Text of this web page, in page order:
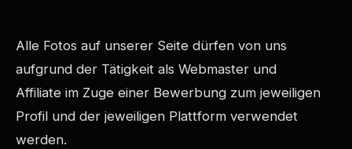
Alle Fotos auf unserer Seite dürfen von uns
aufgrund der Tätigkeit als Webmaster und
Affiliate im Zuge einer Bewerbung zum jeweiligen
Profil und der jeweiligen Plattform verwendet
werden.